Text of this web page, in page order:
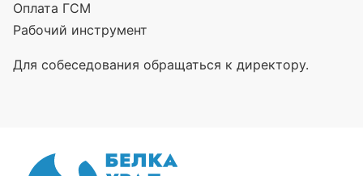
Оплата ГСМ
Рабочий инструмент
Для собеседования обращаться к директору.